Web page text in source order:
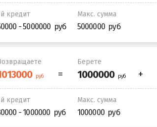
кредит
- 5000000
Макс. сумма
5000000
Берете
кредит
- 1000000
Макс. сумма
1000000